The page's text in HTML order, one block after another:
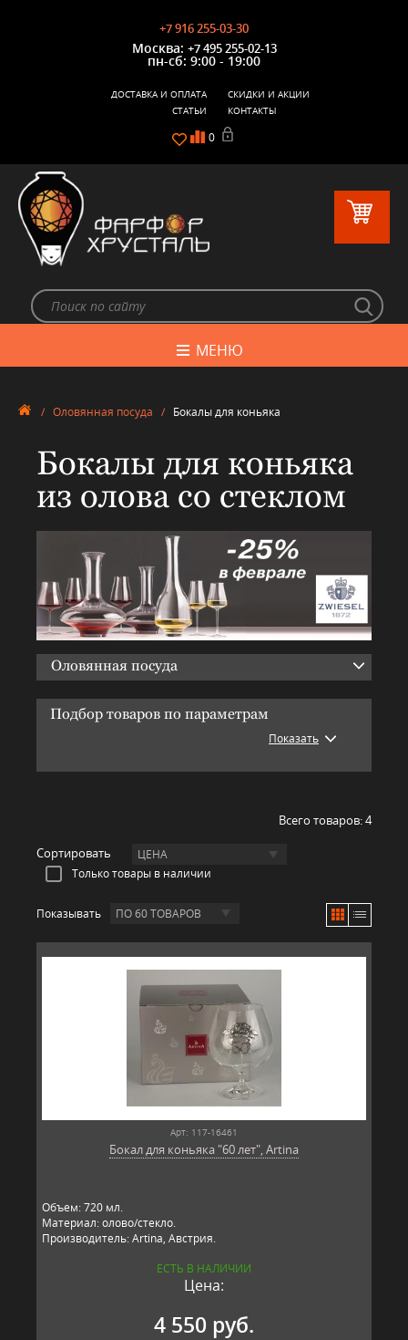
+7 916 255-03-30
Москва: +7 495 255-02-13
пн-сб: 9:00 - 19:00
0
ДОСТАВКА И ОПЛАТА
СКИДКИ И АКЦИИ
СТАТЬИ
КОНТАКТЫ
МЕНЮ
/ Оловянная посуда / Бокалы для коньяка
Бокалы для коньяка
из олова со стеклом
Оловянная посуда
Подбор товаров по параметрам
Показать
Всего товаров:4
Сортировать
ЦЕНА
Только товары в наличии
Показывать ПО 60 ТОВАРОВ
Арт: 117-16461
Бокал для коньяка "60 лет", Artina
Объем: 720 мл.
Материал: олово/стекло.
Производитель: Artina, Австрия.
ЕСТЬ В НАЛИЧИИ
Цена:
4 550 руб.